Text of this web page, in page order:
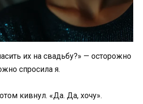
их на свадьбу?» — осторожно
спросила я.
кивнул. «Да. Да, хочу».